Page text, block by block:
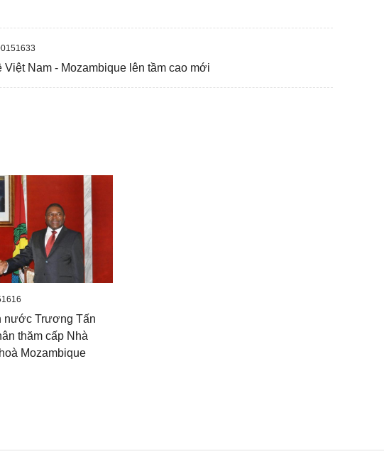
Nam - Mozambique lên tầm cao mới
nước Trương Tấn
thăm cấp Nhà
Mozambique